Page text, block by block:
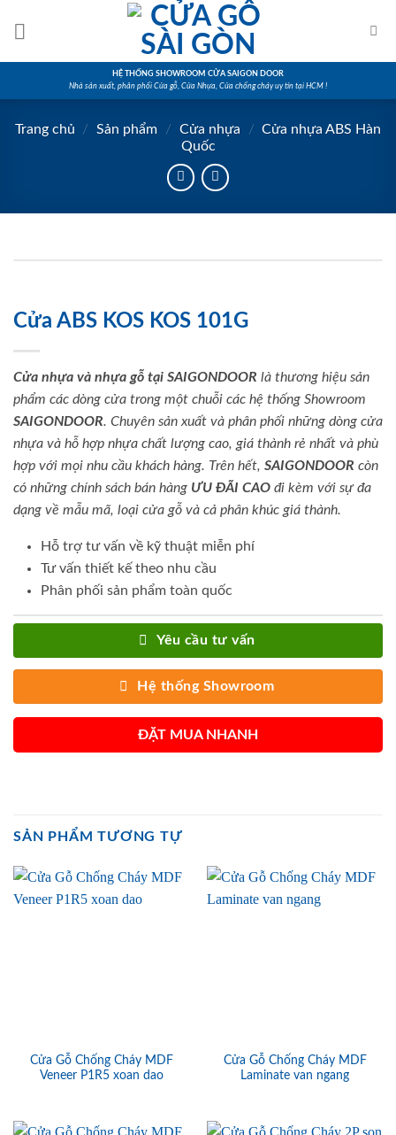
HỆ THỐNG SHOWROOM CỬA SAIGON DOOR
Nhà sản xuất, phân phối Cửa gỗ, Cửa Nhựa, Cửa chống cháy uy tín tại HCM !
Trang chủ / Sản phẩm / Cửa nhựa / Cửa nhựa ABS Hàn
Quốc
Cửa ABS KOS KOS 101G
Cửa nhựa và nhựa gỗ tại SAIGONDOOR là thương hiệu sản
phẩm các dòng cửa trong một chuỗi các hệ thống Showroom
SAIGONDOOR. Chuyên sản xuất và phân phối những dòng cửa
nhựa và hỗ hợp nhựa chất lượng cao, giá thành rẻ nhất và phù
hợp với mọi nhu cầu khách hàng. Trên hết, SAIGONDOOR còn
có những chính sách bán hàng ƯU ĐÃI CAO đi kèm với sự đa
dạng về mẫu mã, loại cửa gỗ và cả phân khúc giá thành.
Hỗ trợ tư vấn về kỹ thuật miễn phí
Tư vấn thiết kế theo nhu cầu
Phân phối sản phẩm toàn quốc
Yêu cầu tư vấn
Hệ thống Showroom
ĐẶT MUA NHANH
SẢN PHẨM TƯƠNG TỰ
Cửa Gỗ Chống Cháy MDF
Veneer P1R5 xoan dao
Cửa Gỗ Chống Cháy MDF
Laminate van ngang